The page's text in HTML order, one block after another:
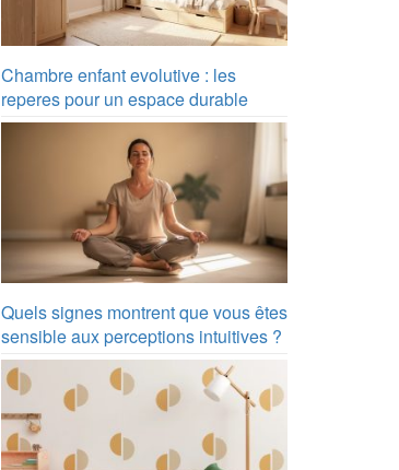
Chambre enfant evolutive : les
reperes pour un espace durable
Quels signes montrent que vous êtes
sensible aux perceptions intuitives ?